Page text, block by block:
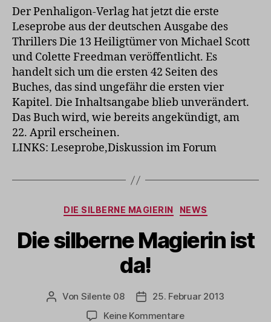
den
Heiligtümern
Der Penhaligon-Verlag hat jetzt die erste
Leseprobe aus der deutschen Ausgabe des
Thrillers Die 13 Heiligtümer von Michael Scott
und Colette Freedman veröffentlicht. Es
handelt sich um die ersten 42 Seiten des
Buches, das sind ungefähr die ersten vier
Kapitel. Die Inhaltsangabe blieb unverändert.
Das Buch wird, wie bereits angekündigt, am
22. April erscheinen.
LINKS: Leseprobe,Diskussion im Forum
Kategorien
DIE SILBERNE MAGIERIN NEWS
Die silberne Magierin ist
da!
Beitragsautor
Von Silente 08 Veröffentlichungsdatum
25. Februar 2013
Keine Kommentarezu